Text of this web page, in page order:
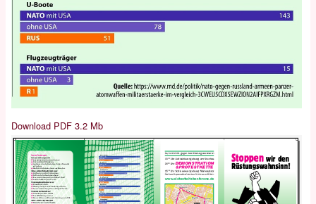
Download PDF 3.2 Mb